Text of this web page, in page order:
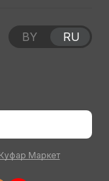
Маркет
BY RU